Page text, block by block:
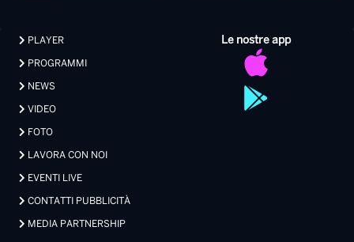
Le nostre app
PLAYER
PROGRAMMI
NEWS
VIDEO
FOTO
LAVORA CON NOI
EVENTI LIVE
CONTATTI PUBBLICITÀ
MEDIA PARTNERSHIP